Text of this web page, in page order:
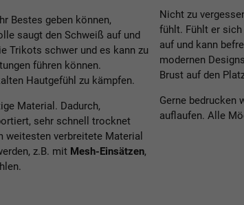
Bestes geben können,
saugt den Schweiß auf und
Trikots schwer und es kann zu
führen können.
Hautgefühl zu kämpfen.
Material. Dadurch,
sehr schnell trocknet
verbreitete Material
z.B. mit Mesh-Einsätzen,
Nicht zu
fühlt. Fühlt er
auf und kann
modernen
Brust auf den
Gerne bedrucken
auflaufen. Alle